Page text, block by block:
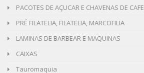
PACOTES DE AÇUCAR E CHAVENAS DE CAFE
PRÉ FILATELIA, FILATELIA, MARCOFILIA
LAMINAS DE BARBEAR E MAQUINAS
CAIXAS
Tauromaquia